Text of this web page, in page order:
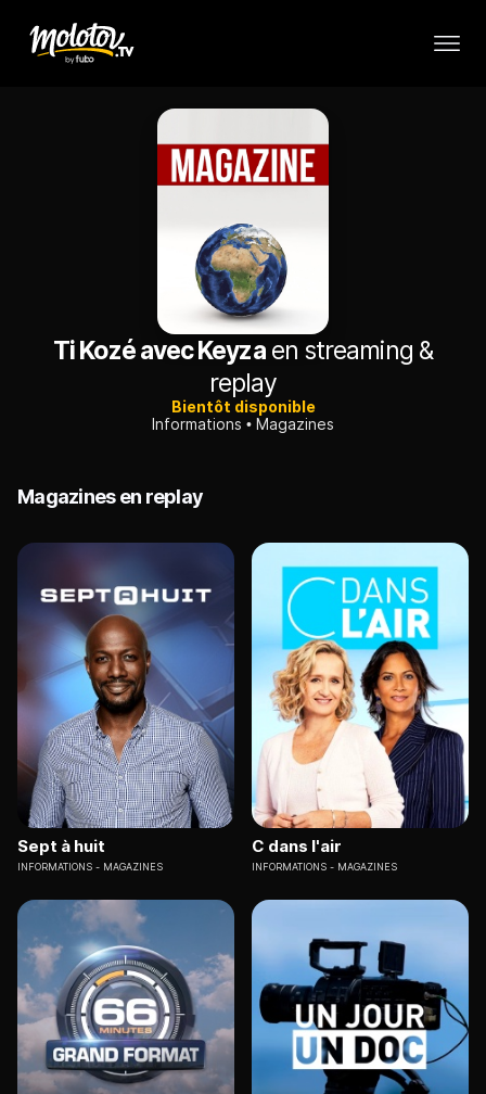
Ti Kozé avec Keyzaen streaming &
replay
Bientôt disponible
Informations
Magazines
Magazines en replay
Sept à huit
INFORMATIONS MAGAZINES
C dans l'air
INFORMATIONS MAGAZINES